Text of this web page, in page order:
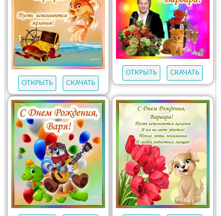
ОТКРЫТЬ СКАЧАТЬ
ОТКРЫТЬ СКАЧАТЬ